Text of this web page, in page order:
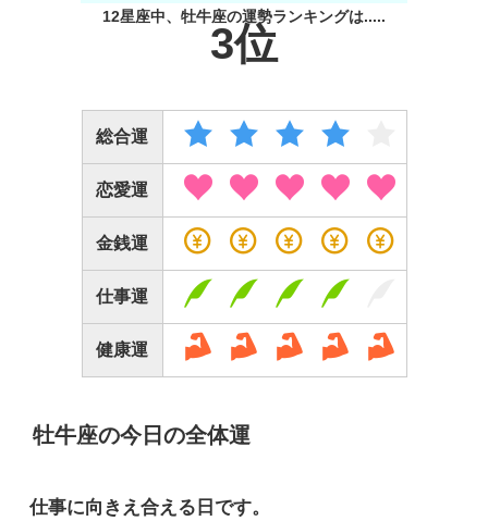
12星座中、牡牛座の運勢ランキングは.....
3位
総合運
恋愛運
金銭運
仕事運
健康運
牡牛座の今日の全体運
仕事に向きえ合える日です。